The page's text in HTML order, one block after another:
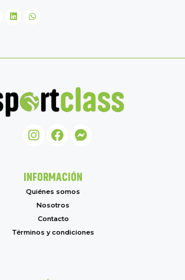
INFORMACIÓN
Quiénes somos
Nosotros
Contacto
Términos y condiciones